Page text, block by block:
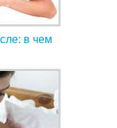
в чем